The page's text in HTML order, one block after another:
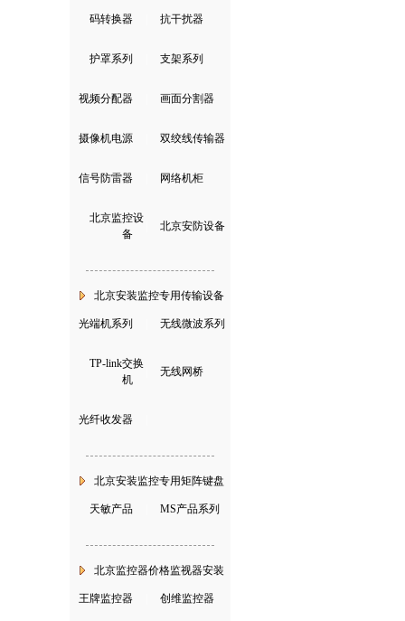
码转换器 抗干扰器
护罩系列 支架系列
视频分配器 画面分割器
摄像机电源 双绞线传输器
信号防雷器 网络机柜
北京监控设
备
北京安防设备
北京安装监控专用传输设备
光端机系列 无线微波系列
TP-link交换
机
无线网桥
光纤收发器
北京安装监控专用矩阵键盘
天敏产品 MS产品系列
北京监控器价格监视器安装
王牌监控器 创维监控器